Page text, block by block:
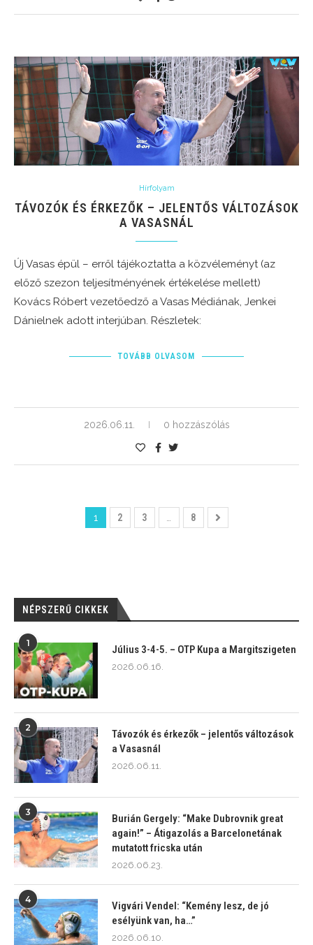
Hírfolyam
TÁVOZÓK ÉS ÉRKEZŐK – JELENTŐS VÁLTOZÁSOK
A VASASNÁL
Új Vasas épül – erről tájékoztatta a közvéleményt (az
előző szezon teljesítményének értékelése mellett)
Kovács Róbert vezetőedző a Vasas Médiának, Jenkei
Dánielnek adott interjúban. Részletek:
TOVÁBB OLVASOM
2026.06.11. 0 hozzászólás
1 2 3 8
NÉPSZERŰ CIKKEK
1
Július 3-4-5. – OTP Kupa a Margitszigeten
2026.06.16.
2
Távozók és érkezők – jelentős változások
a Vasasnál
2026.06.11.
3
Burián Gergely: “Make Dubrovnik great
again!” – Átigazolás a Barcelonetának
mutatott fricska után
2026.06.23.
4
Vigvári Vendel: “Kemény lesz, de jó
esélyünk van, ha…”
2026.06.10.